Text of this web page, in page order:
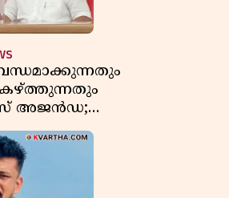
അജൻഡ;
വിജയൻ